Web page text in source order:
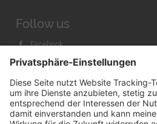
Follow us
Facebook
Instagram
Youtube